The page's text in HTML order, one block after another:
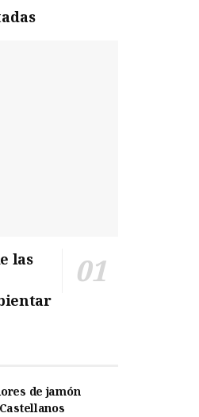
las
de jamón